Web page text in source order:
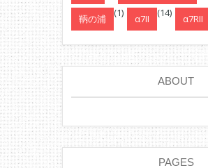
鞆の浦 (1) α7II (14) α7RII
ABOUT
PAGES